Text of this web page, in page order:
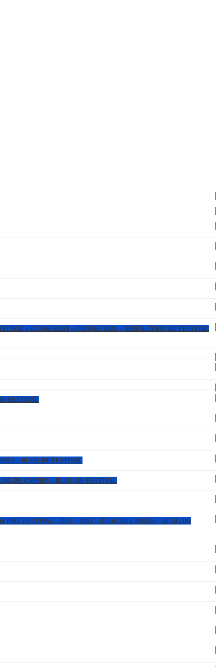
– CANNES2020 – CANNES 2020 – ANNULATION DU FESTIVAL
FESTIVAL
– BLOG DU FESTIVAL
DE CANNES – BLOG DU FESTIVAL
FESTIVAL – 2012 – 2013 – BLOG DE CANNES – BLOG DU